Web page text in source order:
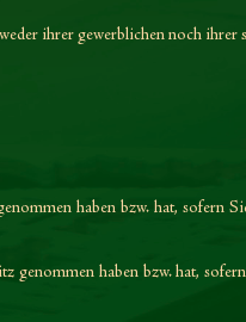
ihrer gewerblichen noch
haben bzw. hat, sofern
haben bzw. hat,